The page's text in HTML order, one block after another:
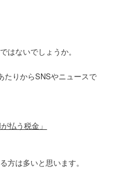
はないでしょうか。
たりからSNSやニュースで
払う税金」
方は多いと思います。